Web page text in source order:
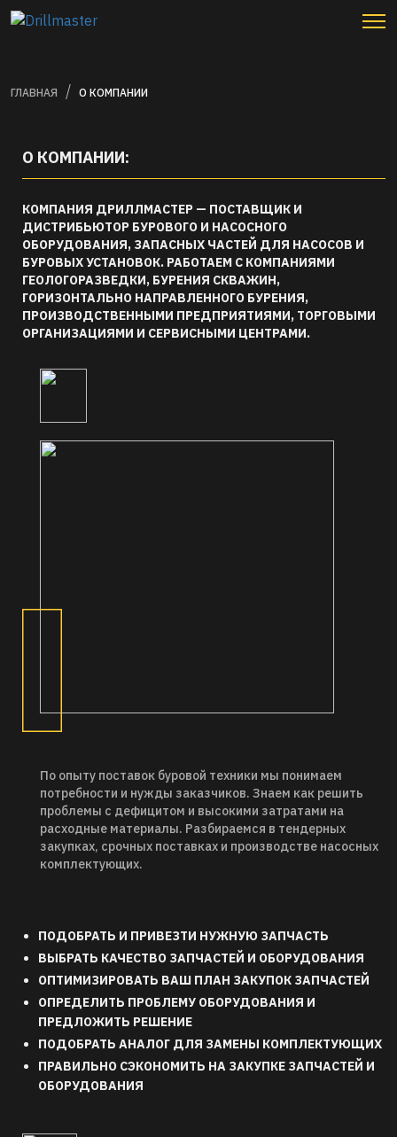
ГЛАВНАЯ О КОМПАНИИ
О КОМПАНИИ:
КОМПАНИЯ ДРИЛЛМАСТЕР — ПОСТАВЩИК И
ДИСТРИБЬЮТОР БУРОВОГО И НАСОСНОГО
ОБОРУДОВАНИЯ, ЗАПАСНЫХ ЧАСТЕЙ ДЛЯ НАСОСОВ И
БУРОВЫХ УСТАНОВОК. РАБОТАЕМ С КОМПАНИЯМИ
ГЕОЛОГОРАЗВЕДКИ, БУРЕНИЯ СКВАЖИН,
ГОРИЗОНТАЛЬНО НАПРАВЛЕННОГО БУРЕНИЯ,
ПРОИЗВОДСТВЕННЫМИ ПРЕДПРИЯТИЯМИ, ТОРГОВЫМИ
ОРГАНИЗАЦИЯМИ И СЕРВИСНЫМИ ЦЕНТРАМИ.
По опыту поставок буровой техники мы понимаем
потребности и нужды заказчиков. Знаем как решить
проблемы с дефицитом и высокими затратами на
расходные материалы. Разбираемся в тендерных
закупках, срочных поставках и производстве насосных
комплектующих.
ПОДОБРАТЬ И ПРИВЕЗТИ НУЖНУЮ ЗАПЧАСТЬ
ВЫБРАТЬ КАЧЕСТВО ЗАПЧАСТЕЙ И ОБОРУДОВАНИЯ
ОПТИМИЗИРОВАТЬ ВАШ ПЛАН ЗАКУПОК ЗАПЧАСТЕЙ
ОПРЕДЕЛИТЬ ПРОБЛЕМУ ОБОРУДОВАНИЯ И
ПРЕДЛОЖИТЬ РЕШЕНИЕ
ПОДОБРАТЬ АНАЛОГ ДЛЯ ЗАМЕНЫ КОМПЛЕКТУЮЩИХ
ПРАВИЛЬНО СЭКОНОМИТЬ НА ЗАКУПКЕ ЗАПЧАСТЕЙ И
ОБОРУДОВАНИЯ